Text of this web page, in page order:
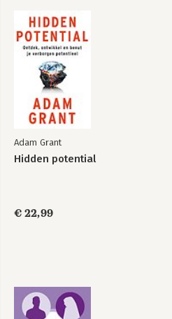
Adam Grant
Hidden potential
€ 22,99